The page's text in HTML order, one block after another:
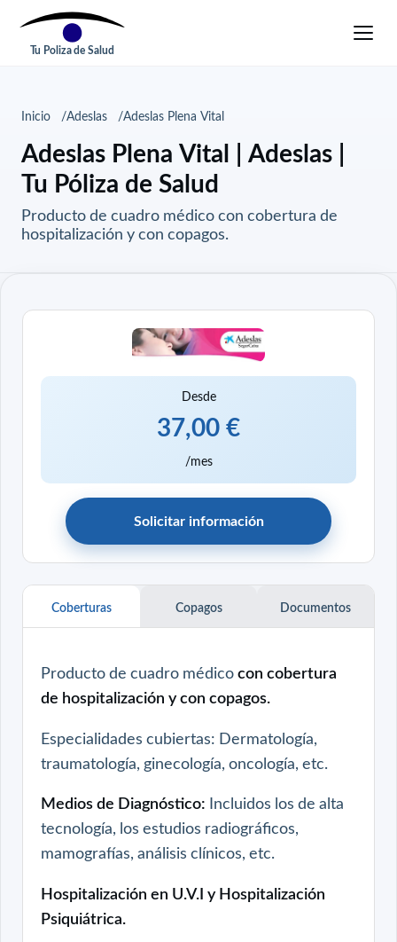
Tu Poliza de Salud
Inicio Adeslas Adeslas Plena Vital
Adeslas Plena Vital | Adeslas |
Tu Póliza de Salud
Producto de cuadro médico con cobertura de
hospitalización y con copagos.
Coberturas Copagos Documentos
Producto de cuadro médico con cobertura
de hospitalización y con copagos.
Especialidades cubiertas: Dermatología,
traumatología, ginecología, oncología, etc.
Medios de Diagnóstico: Incluidos los de alta
tecnología, los estudios radiográficos,
mamografías, análisis clínicos, etc.
Hospitalización en U.V.I y Hospitalización
Psiquiátrica.
Desde
37,00 €
/mes
Solicitar información